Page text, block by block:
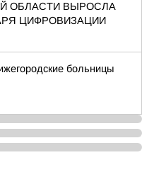
ОБЛАСТИ ВЫРОСЛА
ЦИФРОВИЗАЦИИ
больницы